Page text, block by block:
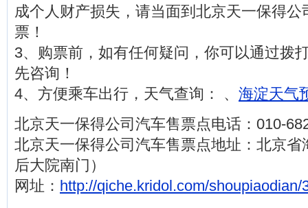
成个人财产损失，请当面到北京天一保得
票！
3、购票前，如有任何疑问，你可以通过拨
先咨询！
4、方便乘车出行，天气查询： 、 海淀天气
北京天一保得公司汽车售票点电话：010-
北京天一保得公司汽车售票点地址：北京
后大院南门）
网址： http://qiche.kridol.com/shoupiaodian/